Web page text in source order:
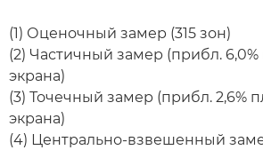
(1) Оценочный замер (315 зон)
(2) Частичный замер (прибл.
экрана)
(3) Точечный замер (прибл. 2,6%
экрана)
(4) Центрально-взвешенный